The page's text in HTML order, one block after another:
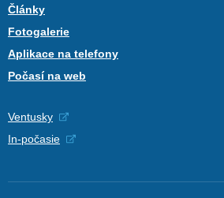
Články
Fotogalerie
Aplikace na telefony
Počasí na web
Ventusky
In-počasie